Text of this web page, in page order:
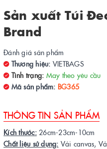
Sản xuất Túi
Brand
Đánh giá sản phẩm
Thương hiệu: VIETBAGS
Tình trạng: May theo yêu cầu
Mã sản phẩm: BG365
THÔNG TIN SẢN PHẨM
Kích thước:26cm-23cm-10cm
Chất liệu sử dụng: Vải canvas,